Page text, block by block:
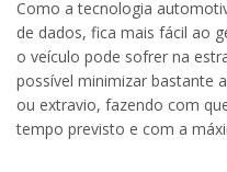
Como a tecnologia
de dados, fica mais fácil ao
o veículo pode sofrer na
possível minimizar bastante
ou extravio, fazendo com
tempo previsto e com a